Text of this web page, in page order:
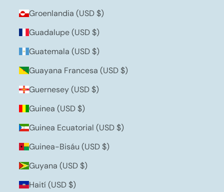
Groenlandia (USD $)
Guadalupe (USD $)
Guatemala (USD $)
Guayana Francesa (USD $)
Guernesey (USD $)
Guinea (USD $)
Guinea Ecuatorial (USD $)
Guinea-Bisáu (USD $)
Guyana (USD $)
Haití (USD $)